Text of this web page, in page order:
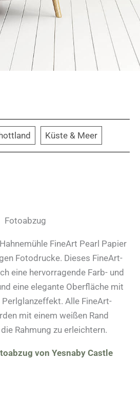
Küste & Meer
Fotoabzug
FineArt Pearl Papier
Fotodrucke. Dieses FineArt-
eine hervorragende Farb- und
eine elegante Oberfläche mit
Alle FineArt-
mit einem weißen Rand
Rahmung zu erleichtern.
von Yesnaby Castle